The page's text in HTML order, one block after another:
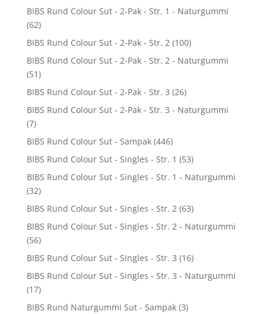
BIBS Rund Colour Sut - 2-Pak - Str. 1 - Naturgummi
(62)
BIBS Rund Colour Sut - 2-Pak - Str. 2 (100)
BIBS Rund Colour Sut - 2-Pak - Str. 2 - Naturgummi
(51)
BIBS Rund Colour Sut - 2-Pak - Str. 3 (26)
BIBS Rund Colour Sut - 2-Pak - Str. 3 - Naturgummi
(7)
BIBS Rund Colour Sut - Sampak (446)
BIBS Rund Colour Sut - Singles - Str. 1 (53)
BIBS Rund Colour Sut - Singles - Str. 1 - Naturgummi
(32)
BIBS Rund Colour Sut - Singles - Str. 2 (63)
BIBS Rund Colour Sut - Singles - Str. 2 - Naturgummi
(56)
BIBS Rund Colour Sut - Singles - Str. 3 (16)
BIBS Rund Colour Sut - Singles - Str. 3 - Naturgummi
(17)
BIBS Rund Naturgummi Sut - Sampak (3)